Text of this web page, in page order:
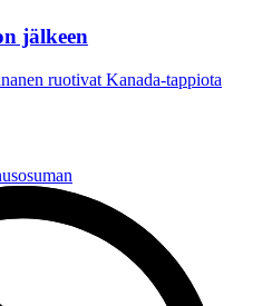
jälkeen
ruotivat Kanada-tappiota